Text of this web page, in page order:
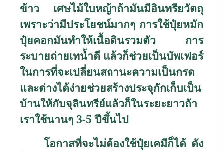
ข้าว เศษไม้ใบหญ้าถ้ามันมีอินทรียวัตถุ
เพราะว่ามีประโยชน์มากๆ การใช้ปุ๋ยหมัก
ปุ๋ยคอกมันทำให้เนื้อดินรวมตัว การ
ระบายถ่ายเทน้ำดี แล้วก็ช่วยเป็นบัพเฟอร์
ในการที่จะเปลี่ยนสถานะความเป็นกรด
และด่างได้ง่ายช่วยสร้างประจุกักเก็บเป็น
บ้านให้กับจุลินทรีย์แล้วก็ในระยะยาวถ้า
เราใช้นานๆ 3-5 ปีขึ้นไป
โอกาสที่จะไม่ต้องใช้ปุ๋ยเคมีก็ได้ ดัง